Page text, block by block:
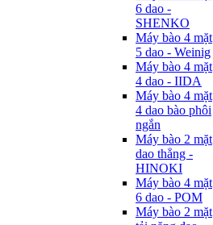
6 dao -
SHENKO
Máy bào 4 mặt
5 dao - Weinig
Máy bào 4 mặt
4 dao - IIDA
Máy bào 4 mặt
4 dao bào phôi
ngắn
Máy bào 2 mặt
dao thẳng -
HINOKI
Máy bào 4 mặt
6 dao - POM
Máy bào 2 mặt